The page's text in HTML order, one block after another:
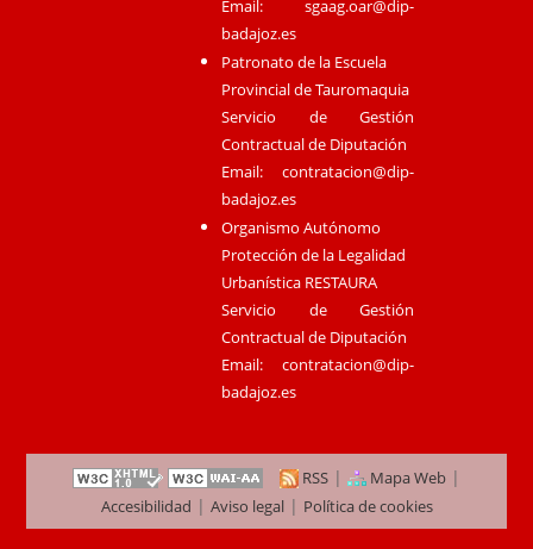
Email:sgaag.oar@dip-
badajoz.es
Patronato de la Escuela
Provincial de Tauromaquia
Servicio de Gestión
Contractual de Diputación
Email:contratacion@dip-
badajoz.es
Organismo Autónomo
Protección de la Legalidad
Urbanística RESTAURA
Servicio de Gestión
Contractual de Diputación
Email:contratacion@dip-
badajoz.es
RSS | Mapa Web |
Accesibilidad | Aviso legal| Política de cookies